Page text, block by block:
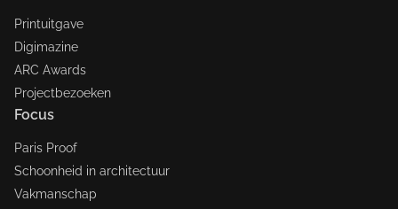
Printuitgave
Digimazine
ARC Awards
Projectbezoeken
Focus
Paris Proof
Schoonheid in architectuur
Vakmanschap